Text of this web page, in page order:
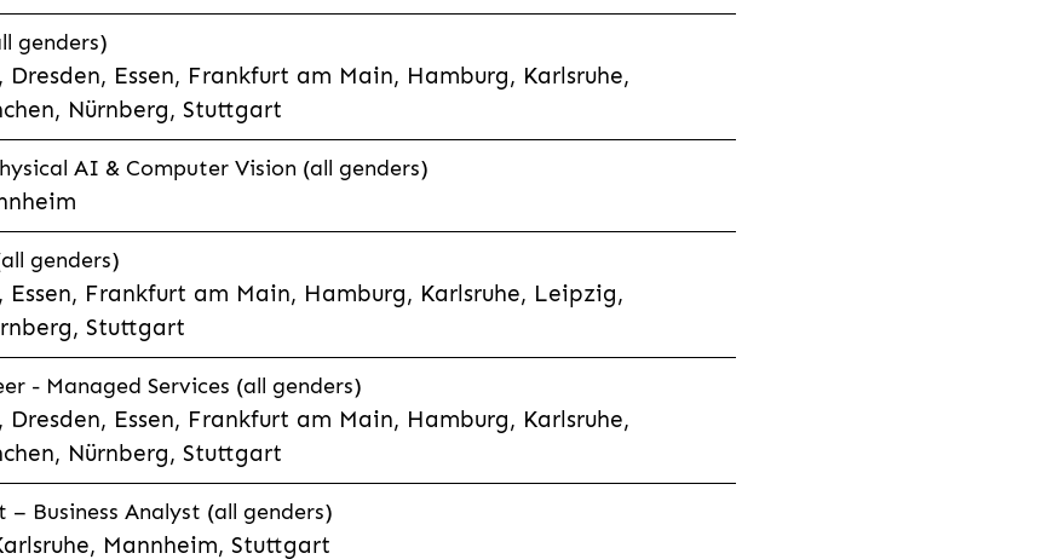
genders)
Dresden, Essen, Frankfurt am Main, Hamburg, Karlsruhe,
Nürnberg, Stuttgart
AI & Computer Vision (all genders)
genders)
Essen, Frankfurt am Main, Hamburg, Karlsruhe, Leipzig,
Stuttgart
- Managed Services (all genders)
Dresden, Essen, Frankfurt am Main, Hamburg, Karlsruhe,
Nürnberg, Stuttgart
– Business Analyst (all genders)
Mannheim, Stuttgart